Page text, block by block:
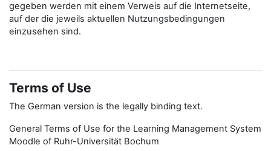
gegeben werden mit einem Verweis auf die Internetseite,
auf der die jeweils aktuellen Nutzungsbedingungen
einzusehen sind.
Terms of Use
The German version is the legally binding text.
General Terms of Use for the Learning Management System
Moodle of Ruhr-Universität Bochum